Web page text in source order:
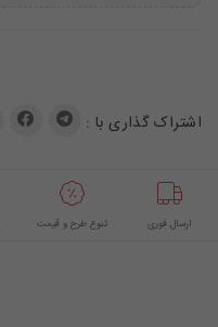
اشتراک گذاری با :
ارسال فوری تنوع طرح و قیمت